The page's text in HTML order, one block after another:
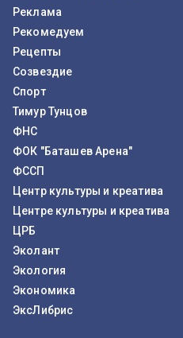
Реклама
Рекомедуем
Рецепты
Созвездие
Спорт
Тимур Тунцов
ФНС
ФОК "Баташев Арена"
ФССП
Центр культуры и креатива
Центре культуры и креатива
ЦРБ
Эколант
Экология
Экономика
ЭксЛибрис